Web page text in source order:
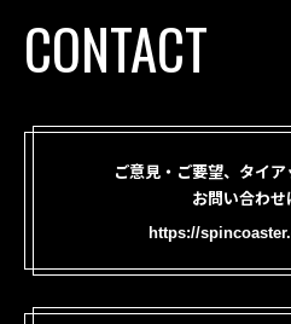
CONTACT
ご意見・ご要望、タイ
お問い合わせ
https://